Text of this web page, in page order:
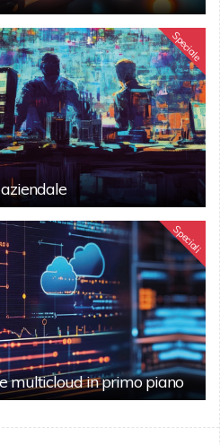
Speciale
Speciali
multicloud in primo piano